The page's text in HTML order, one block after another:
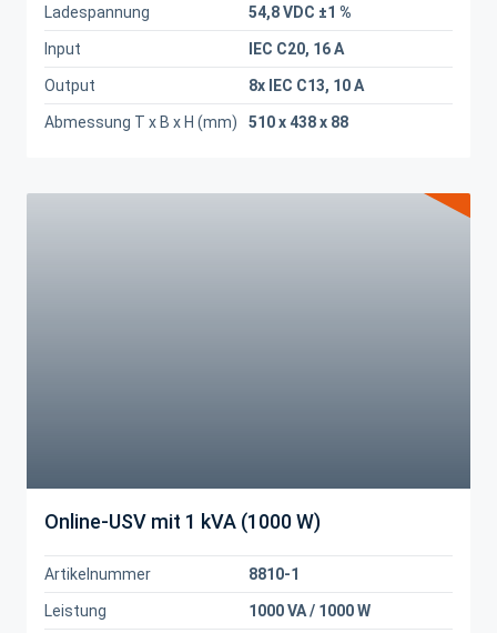
Ladespannung 54,8 VDC ±1 %
Input IEC C20, 16 A
Output 8x IEC C13, 10 A
Abmessung T x B x H (mm) 510 x 438 x 88
Online-USV mit 1 kVA (1000 W)
Artikelnummer 8810-1
Leistung 1000 VA / 1000 W